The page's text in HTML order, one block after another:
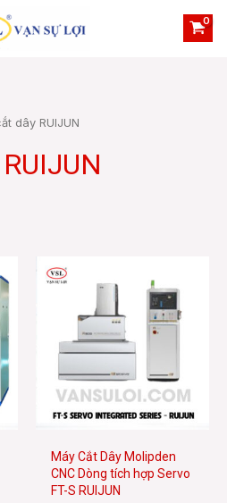
dây RUIJUN
Máy Cắt Dây Molipden
CNC Dòng tích hợp Servo
FT-S RUIJUN